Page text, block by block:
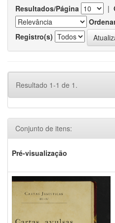
Resultados/Página |
Registro(s)
Resultado 1-1 de 1.
Conjunto de itens:
Pré-visualização